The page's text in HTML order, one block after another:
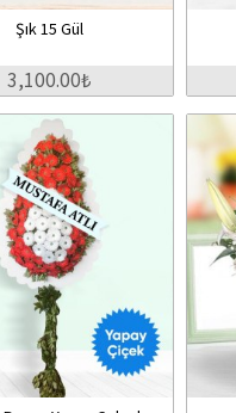
Şık 15 Gül
3,100.00₺